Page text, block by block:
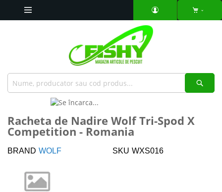
the
end
the
gallery
to
the
beginning
of
images
gallery
Racheta de Nadire Wolf Tri-Spod X
Competition - Romania
BRAND WOLF SKU WXS016